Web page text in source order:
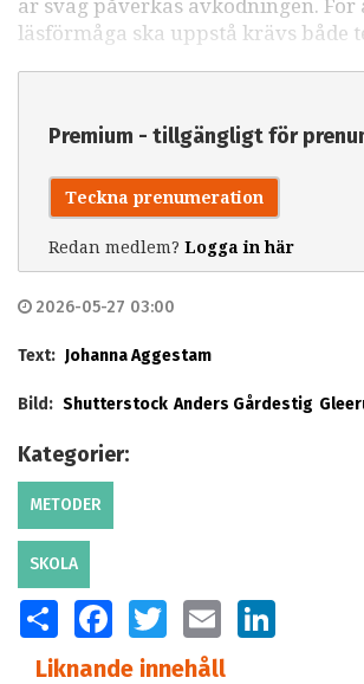
är svag påverkas avkodningen.
läsförmåga ska uppstå krävs både
Premium - tillgängligt för
Teckna prenumeration
Redan medlem? Logga in här
2026-05-27 03:00
Text: Johanna Aggestam
Bild: Shutterstock Anders Gårdestig
Kategorier:
METODER
SKOLA
SHARE FACEBOOKTWITTER EMAIL
Liknande innehåll